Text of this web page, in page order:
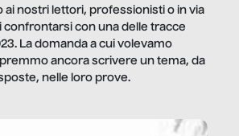
ai nostri lettori, professionisti o in via
confrontarsi con una delle tracce
La domanda a cui volevamo
ancora scrivere un tema, da
nelle loro prove.